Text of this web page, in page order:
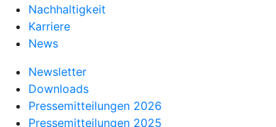
Nachhaltigkeit
Karriere
News
Newsletter
Downloads
Pressemitteilungen 2026
Pressemitteilungen 2025